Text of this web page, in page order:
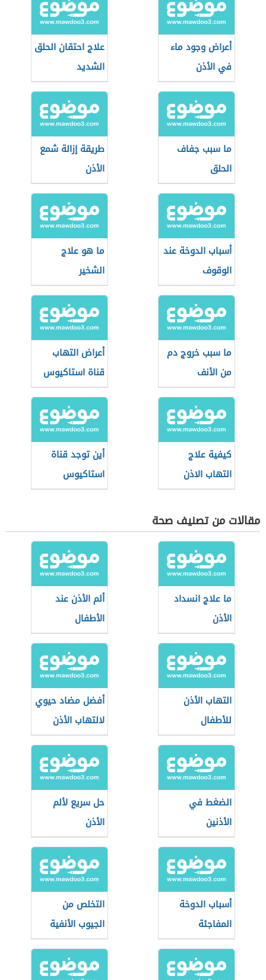
أعراض وجود ماء
في الأذن
علاج احتقان الحلق
الشديد
ما سبب جفاف
الحلق
طريقة إزالة شمع
الأذن
أسباب الدوخة عند
الوقوف
ما هو علاج
الشخير
ما سبب خروج دم
من الأنف
أعراض التهاب
قناة استاكيوس
كيفية علاج
التهاب الاذن
أين توجد قناة
استاكيوس
مقالات من تصنيف صحة
ما علاج انسداد
الأذن
ألم الأذن عند
الأطفال
التهاب الأذن
للأطفال
أفضل مضاد حيوي
لالتهاب الأذن
الوسطى
الضغط في
الأذنين
حل سريع لألم
الأذن
أسباب الدوخة
المفاجئة
التخلص من
الجيوب الأنفية